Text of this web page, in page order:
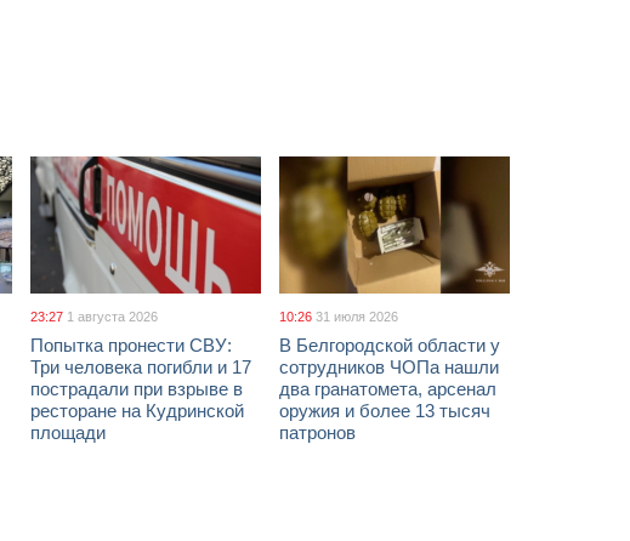
23:27 1 августа 2026
Попытка пронести СВУ:
Три человека погибли и 17
пострадали при взрыве в
ресторане на Кудринской
площади
10:26 31 июля 2026
В Белгородской области у
сотрудников ЧОПа нашли
два гранатомета, арсенал
оружия и более 13 тысяч
патронов